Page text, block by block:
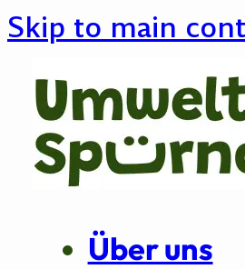
Skip to main
Über uns